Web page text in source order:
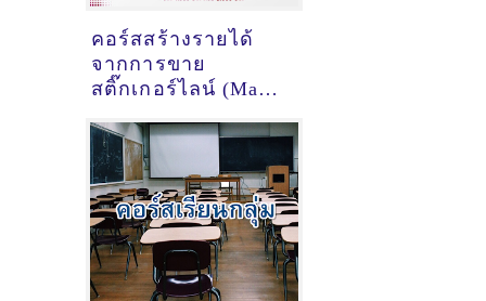
คอร์สสร้างรายได้
จากการขาย
สติ๊กเกอร์ไลน์ (Make
LINE Stickers)